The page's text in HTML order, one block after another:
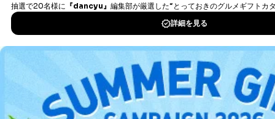
DOWNLOAD FOR IOS
DOWNLOAD FOR ANDROID
ご利用方法はこちら